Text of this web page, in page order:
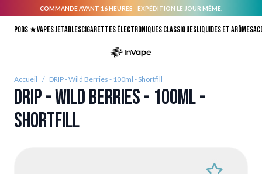
COMMANDE AVANT 16 HEURES - EXPÉDITION LE JOUR MÊME.
Pods ★Vapes jetablesCigarettes électroniques classiquesLiquides et arômes
Accueil / DRIP - Wild Berries - 100ml - Shortfill
DRIP - Wild Berries - 100ml -
Shortfill